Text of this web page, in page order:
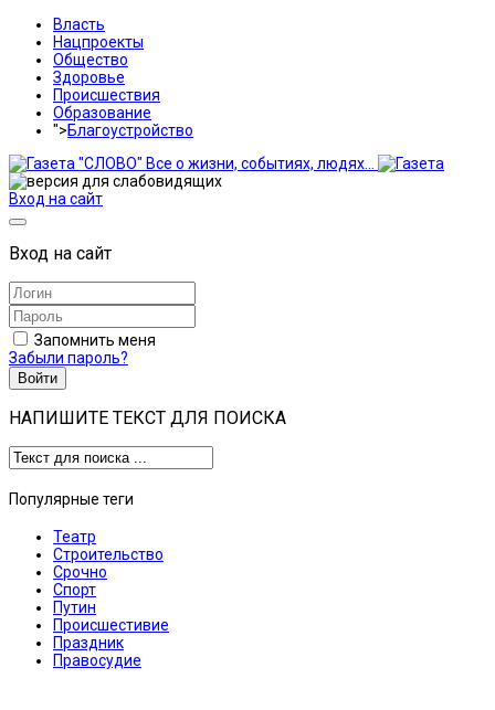
Власть
Нацпроекты
Общество
Здоровье
Происшествия
Образование
">Благоустройство
Вход на сайт
Вход на сайт
Запомнить меня
Забыли пароль?
Войти
НАПИШИТЕ ТЕКСТ ДЛЯ ПОИСКА
Популярные теги
Театр
Строительство
Срочно
Спорт
Путин
Происшестивие
Праздник
Правосудие